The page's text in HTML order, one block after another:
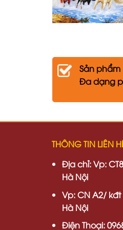
Sản
Đa dạng
THÔNG TIN LIÊN
Địa chỉ:Vp:
Hà Nội
Vp:CN A2/ kđt
Hà Nội
Điện Thoại: